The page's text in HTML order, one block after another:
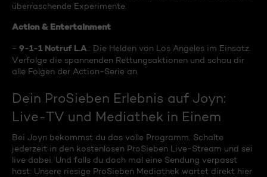
überraschende Experimente.
Action & Entertainment
- 9-1-1 Notruf L.A .: Die Helden von Los Angeles im Einsatz.
Verfolge die spannenden Rettungsaktionen und schau dir
alle Folgen der Action-Serie an.
Dein ProSieben Erlebnis auf Joyn:
Live-TV und Mediathek in Einem
Bei Joyn bekommst du das volle Programm. Schalte
jederzeit in den kostenlosen ProSieben Live-Stream und sei
live dabei. Und falls du doch mal eine Sendung verpasst
hast: Unsere riesige ProSieben Mediathek wartet direkt hier